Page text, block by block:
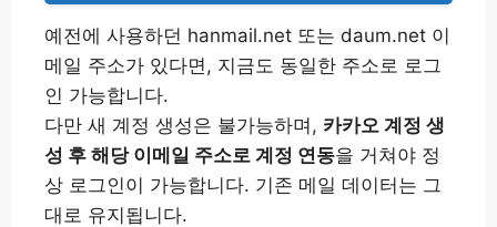
예전에 사용하던 hanmail.net 또는 daum.net 이
메일 주소가 있다면, 지금도 동일한 주소로 로그
인 가능합니다.
다만 새 계정 생성은 불가능하며, 카카오 계정 생
성 후 해당 이메일 주소로 계정 연동을 거쳐야 정
상 로그인이 가능합니다. 기존 메일 데이터는 그
대로 유지됩니다.